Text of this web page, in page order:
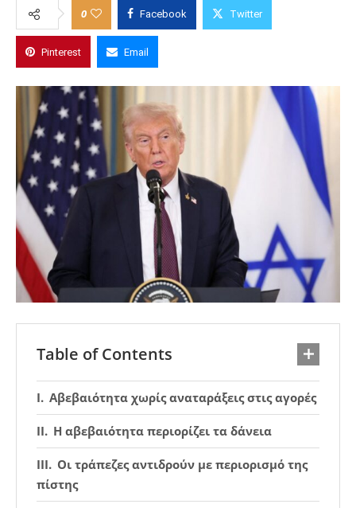
0 Facebook Twitter
Pinterest Email
Table of Contents
Αβεβαιότητα χωρίς αναταράξεις στις αγορές
Η αβεβαιότητα περιορίζει τα δάνεια
Οι τράπεζες αντιδρούν με περιορισμό της
πίστης